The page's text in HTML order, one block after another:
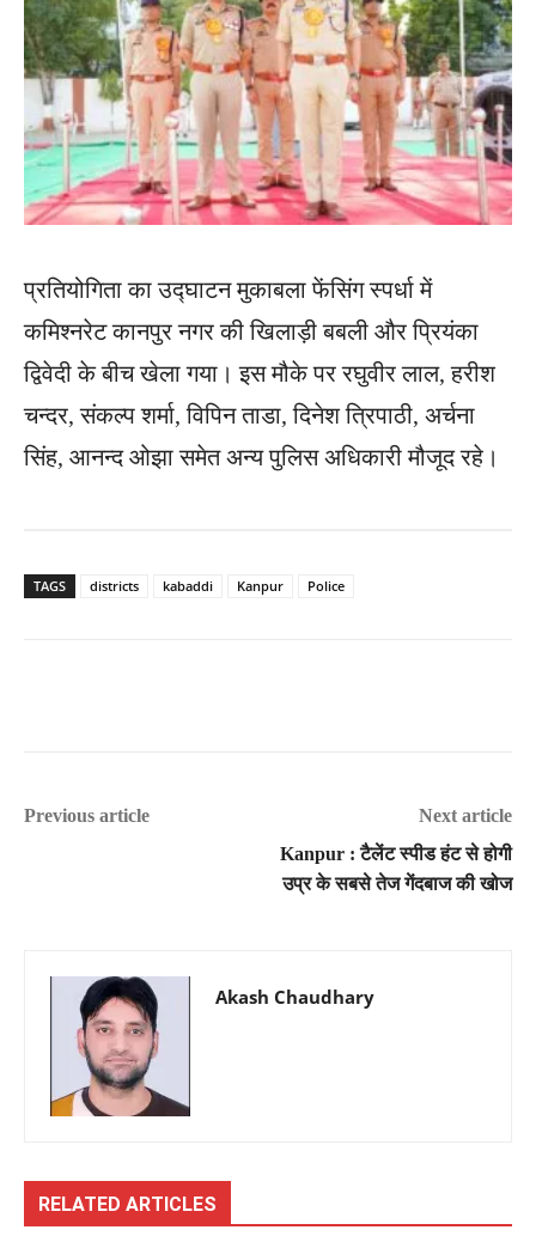
प्रतियोगिता का उद्घाटन मुकाबला फेंसिंग स्पर्धा में
कमिश्नरेट कानपुर नगर की खिलाड़ी बबली और प्रियंका
द्विवेदी के बीच खेला गया। इस मौके पर रघुवीर लाल, हरीश
चन्दर, संकल्प शर्मा, विपिन ताडा, दिनेश त्रिपाठी, अर्चना
सिंह, आनन्द ओझा समेत अन्य पुलिस अधिकारी मौजूद रहे।
TAGS districts kabaddi Kanpur Police
Previous article
Next article
Kanpur : टैलेंट स्पीड हंट से होगी
उप्र के सबसे तेज गेंदबाज की खोज
Akash Chaudhary
RELATED ARTICLES